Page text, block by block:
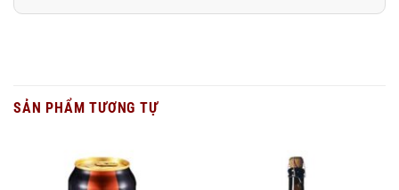
SẢN PHẨM TƯƠNG TỰ